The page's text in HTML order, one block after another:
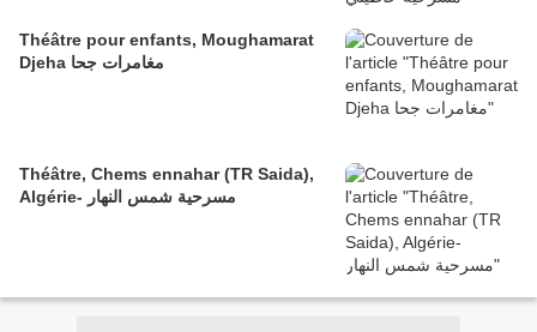
Théâtre pour enfants, Moughamarat
Djeha مغامرات جحا
Théâtre, Chems ennahar (TR Saida),
Algérie- مسرحية شمس النهار